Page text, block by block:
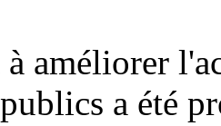
améliorer
a été